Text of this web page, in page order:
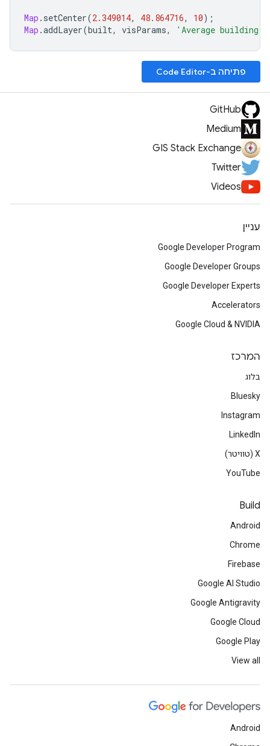
Map . setCenter(2.349014, 48.864716, 10);
Map .addLayer(built, visParams, 'Average building
פתיחה ב-Code Editor
GitHub
Medium
GIS Stack Exchange
Twitter
Videos
עניין
Google Developer Program
Google Developer Groups
Google Developer Experts
Accelerators
Google Cloud & NVIDIA
המרכז
בלוג
Bluesky
Instagram
LinkedIn
‫X (טוויטר)
YouTube
Build
Android
Chrome
Firebase
Google AI Studio
Google Antigravity
Google Cloud
Google Play
View all
Android